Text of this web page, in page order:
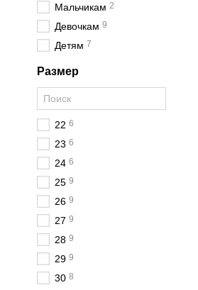
Мальчикам 2
Девочкам 9
Детям 7
Размер
22 6
23 6
24 6
25 9
26 9
27 9
28 9
29 9
30 8